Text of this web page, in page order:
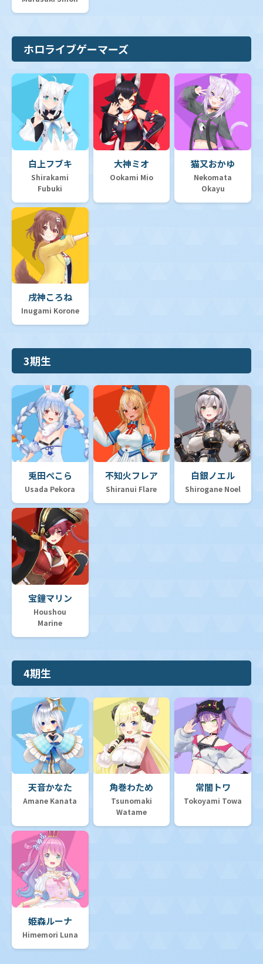
【hSD02】スタートデッキ 赤 百鬼あやめ
【hSD01】スタートデッキ「ときのそら&AZKi」
【hYS01】hololive OFFICIAL CARD GAME スタートエ
ールセット
デッキ販売
セット販売
SP推しスキルマーカー
同名ノーマルカード50枚セット
hololive OFFICIAL CARD GAME 1st Anniversary
Celebration Set
【hBD24】誕生日プロモカード
オフィシャルホロカコレクション-2025ライブセット-
ツインウエハース
【hEB01】エクストラブースター「サマー・ホログラム」
ホロライブゲーマーズ
白上フブキ
Shirakami
Fubuki
大神ミオ
Ookami Mio
猫又おかゆ
Nekomata
Okayu
戌神ころね
Inugami Korone
3期生
兎田ぺこら
Usada Pekora
不知火フレア
Shiranui Flare
白銀ノエル
Shirogane Noel
宝鐘マリン
Houshou
Marine
4期生
天音かなた
Amane Kanata
角巻わため
Tsunomaki
Watame
常闇トワ
Tokoyami Towa
姫森ルーナ
Himemori Luna